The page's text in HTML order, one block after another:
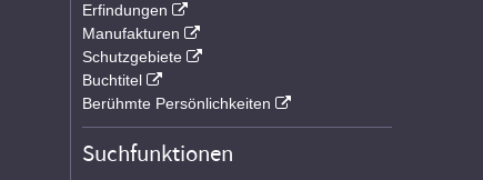
Erfindungen
Manufakturen
Schutzgebiete
Buchtitel
Berühmte Persönlichkeiten
Suchfunktionen